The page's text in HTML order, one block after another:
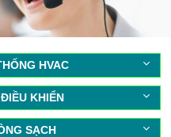
HVAC
KHIỂN
SẠCH